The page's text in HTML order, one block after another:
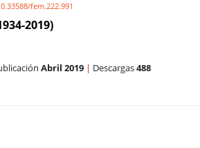
fem.222.991
2019)
Abril 2019 | Descargas488